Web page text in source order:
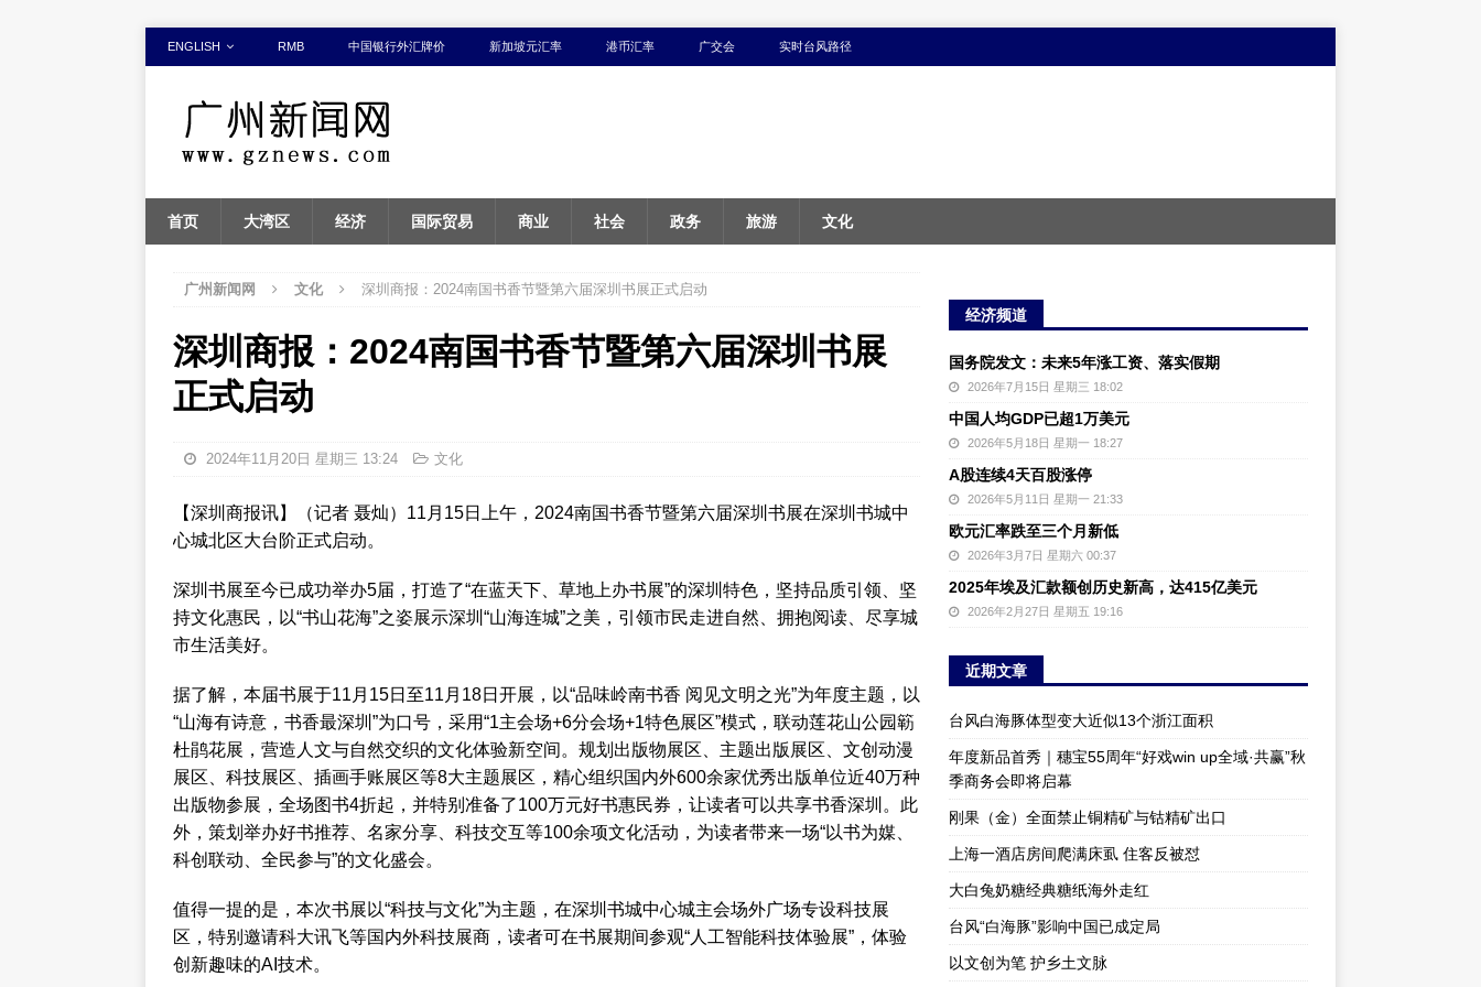
ENGLISH RMB 中国银行外汇牌价 新加坡元汇率 港币汇率 广交会 实时台风路径
首页 大湾区 经济 国际贸易 商业 社会 政务 旅游 文化
广州新闻网 文化 深圳商报：2024南国书香节暨第六届深圳书展正式启动
深圳商报：2024南国书香节暨第六届深圳书展
正式启动
2024年11月20日 星期三 13:24 文化
【深圳商报讯】（记者 聂灿）11月15日上午，2024南国书香节暨第六届深圳书展在深圳书城中
心城北区大台阶正式启动。
深圳书展至今已成功举办5届，打造了“在蓝天下、草地上办书展”的深圳特色，坚持品质引领、坚
持文化惠民，以“书山花海”之姿展示深圳“山海连城”之美，引领市民走进自然、拥抱阅读、尽享城
市生活美好。
据了解，本届书展于11月15日至11月18日开展，以“品味岭南书香 阅见文明之光”为年度主题，以
“山海有诗意，书香最深圳”为口号，采用“1主会场+6分会场+1特色展区”模式，联动莲花山公园簕
杜鹃花展，营造人文与自然交织的文化体验新空间。规划出版物展区、主题出版展区、文创动漫
展区、科技展区、插画手账展区等8大主题展区，精心组织国内外600余家优秀出版单位近40万种
出版物参展，全场图书4折起，并特别准备了100万元好书惠民券，让读者可以共享书香深圳。此
外，策划举办好书推荐、名家分享、科技交互等100余项文化活动，为读者带来一场“以书为媒、
科创联动、全民参与”的文化盛会。
值得一提的是，本次书展以“科技与文化”为主题，在深圳书城中心城主会场外广场专设科技展
区，特别邀请科大讯飞等国内外科技展商，读者可在书展期间参观“人工智能科技体验展”，体验
创新趣味的AI技术。
经济频道
国务院发文：未来5年涨工资、落实假期
2026年7月15日 星期三 18:02
中国人均GDP已超1万美元
2026年5月18日 星期一 18:27
A股连续4天百股涨停
2026年5月11日 星期一 21:33
欧元汇率跌至三个月新低
2026年3月7日 星期六 00:37
2025年埃及汇款额创历史新高，达415亿美元
2026年2月27日 星期五 19:16
近期文章
台风白海豚体型变大近似13个浙江面积
年度新品首秀｜穗宝55周年“好戏win up全域·共赢”秋
季商务会即将启幕
刚果（金）全面禁止铜精矿与钴精矿出口
上海一酒店房间爬满床虱 住客反被怼
大白兔奶糖经典糖纸海外走红
台风“白海豚”影响中国已成定局
以文创为笔 护乡土文脉